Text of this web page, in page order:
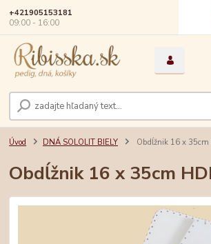
+421905153181
09:00 - 16:00
Úvod DNÁ SOLOLIT BIELY Obdĺžnik 16 x 35cm
Obdĺžnik 16 x 35cm